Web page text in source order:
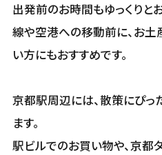
出発前のお時間もゆっくりと
線や空港への移動前に、お
い方にもおすすめです。
京都駅周辺には、散策にぴっ
ます。
駅ビルでのお買い物や、京都